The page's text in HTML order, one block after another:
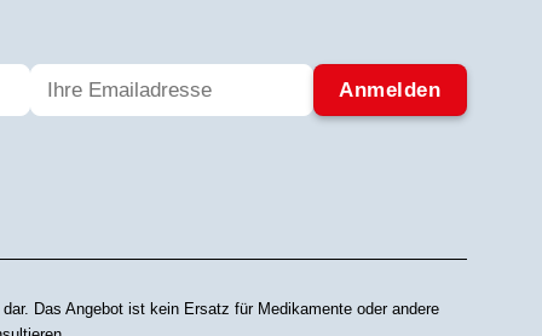
Das Angebot ist kein Ersatz für Medikamente oder andere